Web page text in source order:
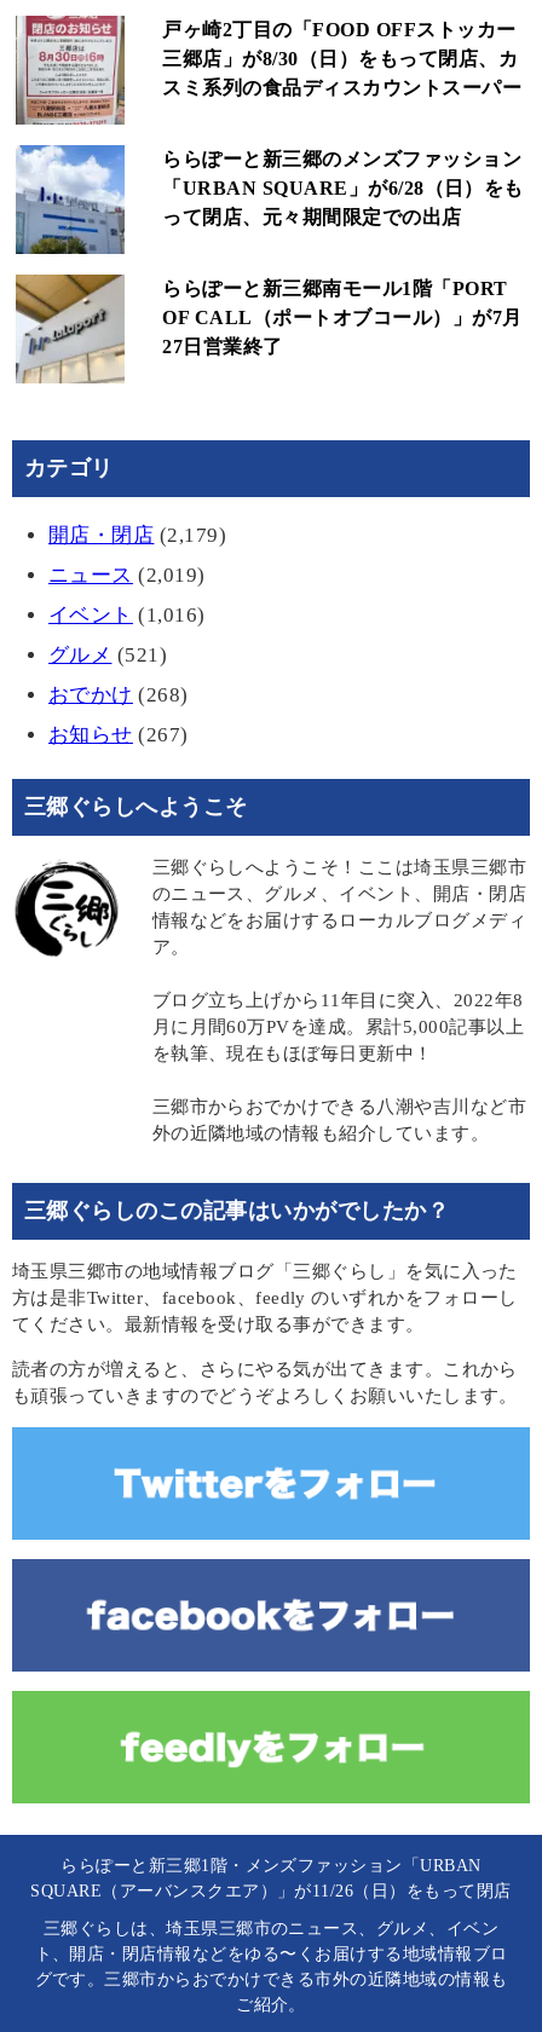
戸ヶ崎2丁目の「FOOD OFFストッカー
三郷店」が8/30（日）をもって閉店、カ
スミ系列の食品ディスカウントスーパー
ららぽーと新三郷のメンズファッション
「URBAN SQUARE」が6/28（日）をも
って閉店、元々期間限定での出店
ららぽーと新三郷南モール1階「PORT
OF CALL（ポートオブコール）」が7月
27日営業終了
カテゴリ
開店・閉店 (2,179)
ニュース (2,019)
イベント (1,016)
グルメ (521)
おでかけ (268)
お知らせ (267)
三郷ぐらしへようこそ
三郷ぐらしへようこそ！ここは埼玉県三郷市
のニュース、グルメ、イベント、開店・閉店
情報などをお届けするローカルブログメディ
ア。
ブログ立ち上げから11年目に突入、2022年8
月に月間60万PVを達成。累計5,000記事以上
を執筆、現在もほぼ毎日更新中！
三郷市からおでかけできる八潮や吉川など市
外の近隣地域の情報も紹介しています。
三郷ぐらしのこの記事はいかがでしたか？
埼玉県三郷市の地域情報ブログ「三郷ぐらし」を気に入った
方は是非Twitter、facebook、feedly のいずれかをフォローし
てください。最新情報を受け取る事ができます。
読者の方が増えると、さらにやる気が出てきます。これから
も頑張っていきますのでどうぞよろしくお願いいたします。
ららぽーと新三郷1階・メンズファッション「URBAN
SQUARE（アーバンスクエア）」が11/26（日）をもって閉店
三郷ぐらしは、埼玉県三郷市のニュース、グルメ、イベン
ト、開店・閉店情報などをゆる〜くお届けする地域情報ブロ
グです。三郷市からおでかけできる市外の近隣地域の情報も
ご紹介。